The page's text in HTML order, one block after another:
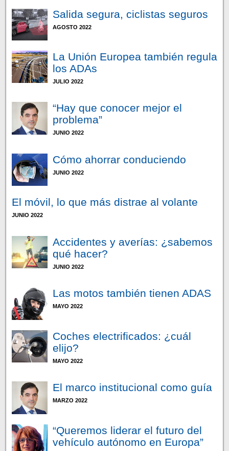
Salida segura, ciclistas seguros
AGOSTO 2022
La Unión Europea también regula
los ADAs
JULIO 2022
“Hay que conocer mejor el
problema”
JUNIO 2022
Cómo ahorrar conduciendo
JUNIO 2022
El móvil, lo que más distrae al volante
JUNIO 2022
Accidentes y averías: ¿sabemos
qué hacer?
JUNIO 2022
Las motos también tienen ADAS
MAYO 2022
Coches electrificados: ¿cuál
elijo?
MAYO 2022
El marco institucional como guía
MARZO 2022
“Queremos liderar el futuro del
vehículo autónomo en Europa”